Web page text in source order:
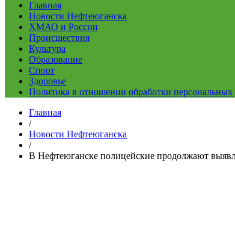
Главная
Новости Нефтеюганска
ХМАО и России
Происшествия
Культура
Образование
Спорт
Здоровье
Политика в отношении обработки
Главная
/
Новости Нефтеюганска
/
В Нефтеюганске полицейские продолжают